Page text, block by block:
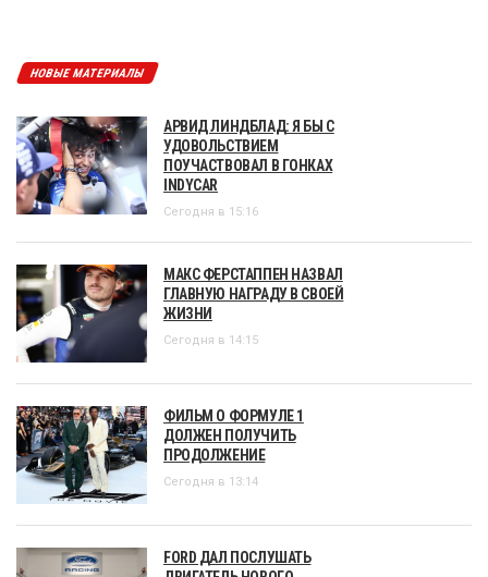
НОВЫЕ МАТЕРИАЛЫ
АРВИД ЛИНДБЛАД: Я БЫ С
УДОВОЛЬСТВИЕМ
ПОУЧАСТВОВАЛ В ГОНКАХ
INDYCAR
Сегодня в 15:16
МАКС ФЕРСТАППЕН НАЗВАЛ
ГЛАВНУЮ НАГРАДУ В СВОЕЙ
ЖИЗНИ
Сегодня в 14:15
ФИЛЬМ О ФОРМУЛЕ 1
ДОЛЖЕН ПОЛУЧИТЬ
ПРОДОЛЖЕНИЕ
Сегодня в 13:14
FORD ДАЛ ПОСЛУШАТЬ